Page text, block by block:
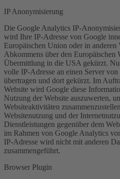
IP Anonymisierung
Die Google Analytics IP-
wird Ihre IP-Adresse von Google
Europäischen Union oder in anderen
Abkommens über den Europäischen
Übermittlung in die USA gekürzt.
volle IP-Adresse an einen Server
übertragen und dort gekürzt. Im
Website wird Google diese
Nutzung der Website auszuwerten,
Websiteaktivitäten
Websitenutzung und der
Dienstleistungen gegenüber dem
im Rahmen von Google Analytics
IP-Adresse wird nicht mit anderen
zusammengeführt.
Browser Plugin